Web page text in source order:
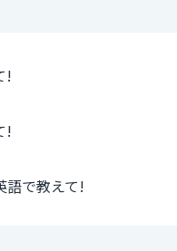
!
!
語で教えて!